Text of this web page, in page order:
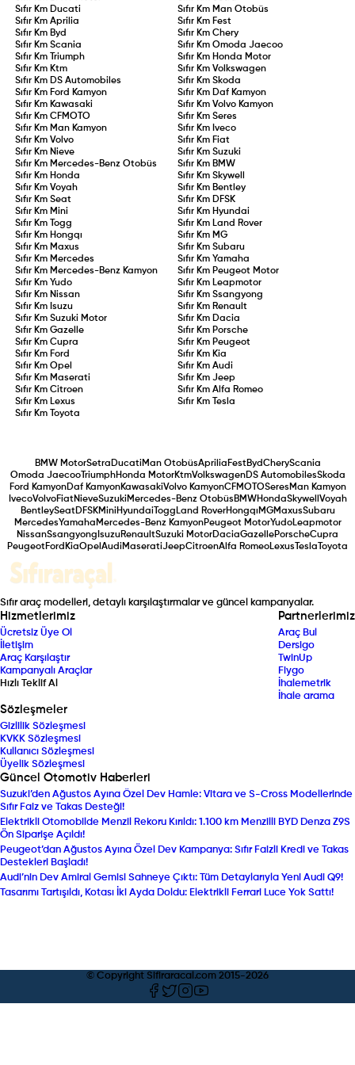
Sıfır Km Ducati Sıfır Km Man Otobüs
Sıfır KmAprilia Sıfır Km Fest
Sıfır Km Byd Sıfır Km Chery
Sıfır KmScania Sıfır Km Omoda Jaecoo
Sıfır Km
Triumph Sıfır Km Honda Motor
Sıfır Km Ktm Sıfır Km Volkswagen
Sıfır Km DS Automobiles Sıfır Km Skoda
Sıfır Km Ford Kamyon Sıfır Km Daf Kamyon
Sıfır Km Kawasaki Sıfır Km Volvo Kamyon
Sıfır KmCFMOTO Sıfır Km Seres
Sıfır Km Man Kamyon Sıfır Km Iveco
Sıfır KmVolvo Sıfır Km Fiat
Sıfır Km Nieve Sıfır Km Suzuki
Sıfır Km Mercedes-Benz Otobüs Sıfır Km BMW
Sıfır Km Honda Sıfır Km Skywell
Sıfır KmVoyah Sıfır Km Bentley
Sıfır KmSeat Sıfır Km DFSK
Sıfır Km Mini Sıfır Km Hyundai
Sıfır Km
Togg Sıfır Km Land Rover
Sıfır Km Hongqı Sıfır Km MG
Sıfır Km Maxus Sıfır Km Subaru
Sıfır Km Mercedes Sıfır Km Yamaha
Sıfır Km Mercedes-Benz Kamyon Sıfır Km Peugeot Motor
Sıfır KmYudo Sıfır Km Leapmotor
Sıfır Km Nissan Sıfır Km Ssangyong
Sıfır Km Isuzu Sıfır Km Renault
Sıfır KmSuzuki Motor Sıfır Km Dacia
Sıfır KmGazelle Sıfır Km Porsche
Sıfır KmCupra Sıfır Km Peugeot
Sıfır Km Ford Sıfır Km Kia
Sıfır KmOpel Sıfır Km Audi
Sıfır Km Maserati Sıfır Km Jeep
Sıfır KmCitroen Sıfır Km Alfa Romeo
Sıfır Km Lexus Sıfır Km
Tesla
Sıfır Km
Toyota
BMW MotorSetra Ducati Man OtobüsAprilia FestBydCheryScania
Omoda JaecooTriumphHonda MotorKtmVolkswagenDS AutomobilesSkoda
Ford KamyonDaf KamyonKawasakiVolvo KamyonCFMOTOSeres Man Kamyon
IvecoVolvoFiatNieveSuzuki Mercedes-Benz Otobüs BMWHondaSkywell Voyah
BentleySeatDFSKMini Hyundai Togg Land RoverHongqı MGMaxusSubaru
MercedesYamaha Mercedes-Benz KamyonPeugeot MotorYudoLeapmotor
NissanSsangyong IsuzuRenaultSuzuki MotorDaciaGazellePorscheCupra
PeugeotFord KiaOpel Audi MaseratiJeepCitroenAlfa RomeoLexus Tesla Toyota
Sıfır araç modelleri, detaylı karşılaştırmalar ve güncel kampanyalar.
Hizmetlerimiz
Ücretsiz Üye Ol
İletişim
Araç Karşılaştır
Kampanyalı Araçlar
Hızlı Teklif Al
Partnerlerimiz
Araç Bul
Dersigo
TwinUp
Fiygo
İhalemetrik
İhale arama
Sözleşmeler
Gizlilik Sözleşmesi
KVKK Sözleşmesi
Kullanıcı Sözleşmesi
Üyelik Sözleşmesi
Güncel Otomotiv Haberleri
Suzuki’den Ağustos Ayına Özel Dev Hamle: Vitara ve S-Cross Modellerinde
Sıfır Faiz ve Takas Desteği!
Elektrikli Otomobilde Menzil Rekoru Kırıldı: 1.100 km Menzilli BYD Denza Z9S
Ön Siparişe Açıldı!
Peugeot’dan Ağustos Ayına Özel Dev Kampanya: Sıfır Faizli Kredi ve Takas
Destekleri Başladı!
Audi’nin Dev Amiral Gemisi Sahneye Çıktı: Tüm Detaylarıyla Yeni Audi Q9!
Tasarımı Tartışıldı, Kotası İki Ayda Doldu: Elektrikli Ferrari Luce Yok Sattı!
© Copyright Sifiraracal.com 2015-2026